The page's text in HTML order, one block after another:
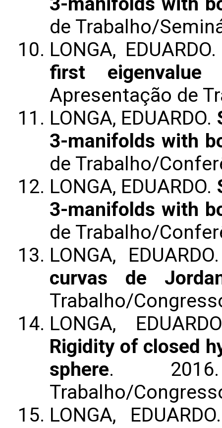
de Trabalho/
LONGA,
first
Apresentação de
LONGA, EDUARDO.
3-manifolds with
de Trabalho/
LONGA, EDUARDO.
3-manifolds with
de Trabalho/
LONGA,
curvas de
Trabalho/
LONGA,
Rigidity of closed
sphere. 2016.
Trabalho/
LONGA,